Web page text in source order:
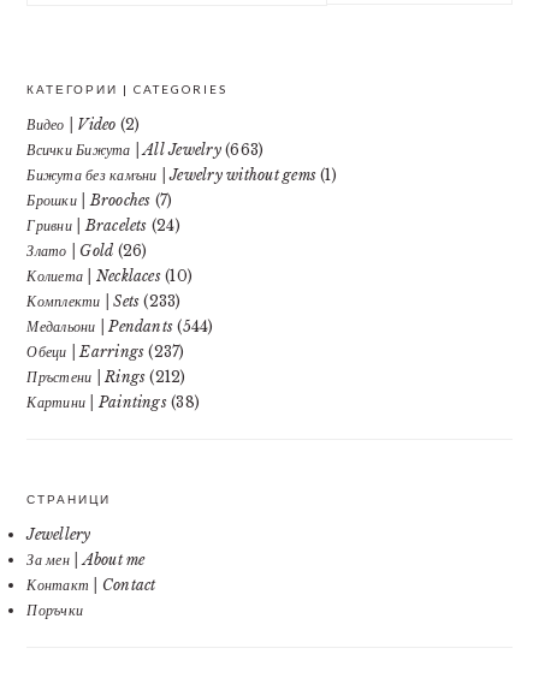
КАТЕГОРИИ | CATEGORIES
Видео | Video (2)
Всички Бижута | All Jewelry(663)
Бижута без камъни | Jewelry without gems (1)
Брошки | Brooches (7)
Гривни | Bracelets (24)
Злато | Gold (26)
Колиета | Necklaces(10)
Комплекти | Sets (233)
Медальони | Pendants (544)
Обеци | Earrings (237)
Пръстени | Rings (212)
Картини | Paintings(38)
СТРАНИЦИ
Jewellery
За мен | About me
Контакт | Contact
Поръчки